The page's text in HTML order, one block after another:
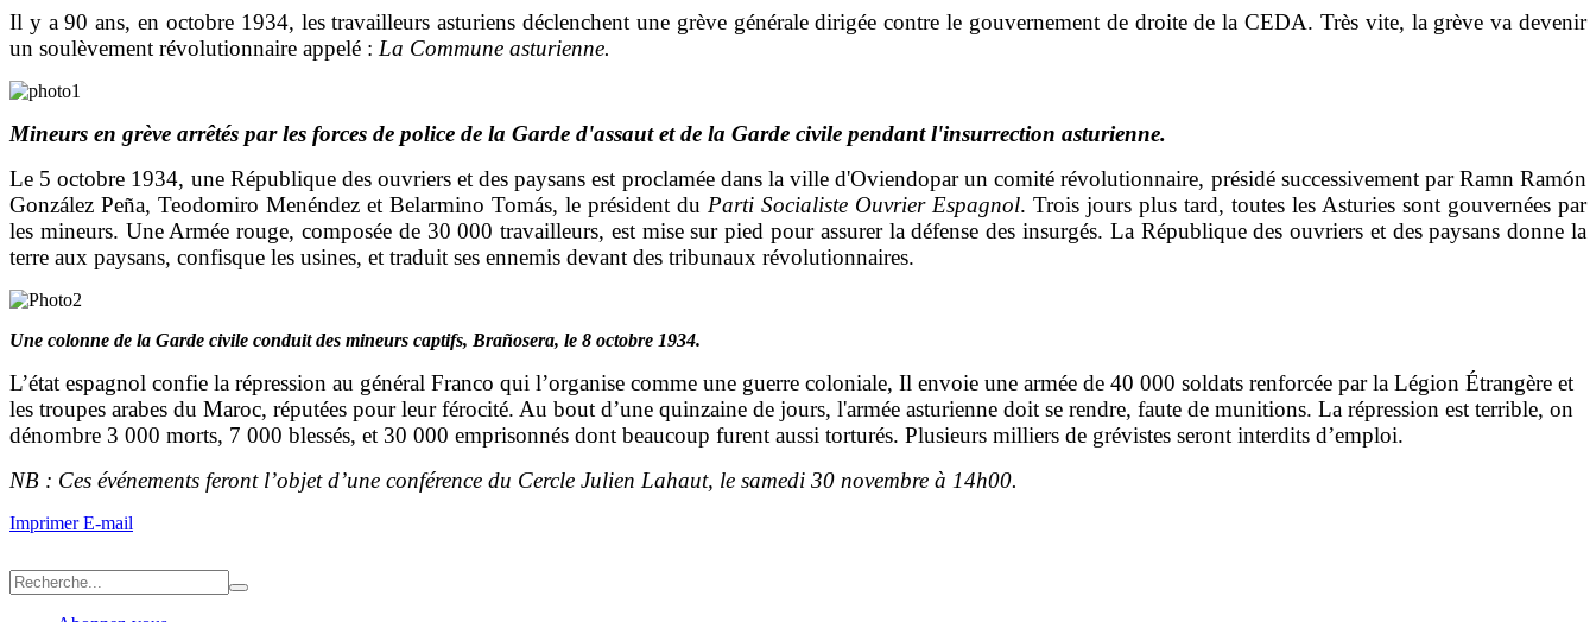
Il y a 90 ans, en octobre 1934, les travailleurs asturiens déclenchent une grève générale dirigée contre le gouvernement de droite de la CEDA. Très vite, la grève va devenir
un soulèvement révolutionnaire appelé : La Commune asturienne.
Mineurs en grève arrêtés par les forces de police de la Garde d'assaut et de la Garde civile pendant l'insurrection asturienne.
Le 5 octobre 1934, une République des ouvriers et des paysans est proclamée dans la ville d'Oviendopar un comité révolutionnaire, présidé successivement par Ramn Ramón
González Peña, Teodomiro Menéndez et Belarmino Tomás, le président du Parti Socialiste Ouvrier Espagnol. Trois jours plus tard, toutes les Asturies sont gouvernées par
les mineurs. Une Armée rouge, composée de 30 000 travailleurs, est mise sur pied pour assurer la défense des insurgés. La République des ouvriers et des paysans donne la
terre aux paysans, confisque les usines, et traduit ses ennemis devant des tribunaux révolutionnaires.
Une colonne de la Garde civile conduit des mineurs captifs, Brañosera, le 8 octobre 1934.
L’état espagnol confie la répression au général Franco qui l’organise comme une guerre coloniale, Il envoie une armée de 40 000 soldats renforcée par la Légion Étrangère et
les troupes arabes du Maroc, réputées pour leur férocité. Au bout d’une quinzaine de jours, l'armée asturienne doit se rendre, faute de munitions. La répression est terrible, on
dénombre 3 000 morts, 7 000 blessés, et 30 000 emprisonnés dont beaucoup furent aussi torturés. Plusieurs milliers de grévistes seront interdits d’emploi.
NB : Ces événements feront l’objet d’une conférence du Cercle Julien Lahaut, le samedi 30 novembre à 14h00.
ImprimerE-mail